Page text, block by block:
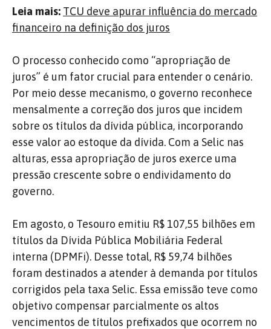
Leia mais: TCU deve apurar influência do mercado
financeiro na definição dos juros
O processo conhecido como “apropriação de
juros” é um fator crucial para entender o cenário.
Por meio desse mecanismo, o governo reconhece
mensalmente a correção dos juros que incidem
sobre os títulos da dívida pública, incorporando
esse valor ao estoque da dívida. Com a Selic nas
alturas, essa apropriação de juros exerce uma
pressão crescente sobre o endividamento do
governo.
Em agosto, o Tesouro emitiu R$ 107,55 bilhões em
títulos da Dívida Pública Mobiliária Federal
interna (DPMFi). Desse total, R$ 59,74 bilhões
foram destinados a atender à demanda por títulos
corrigidos pela taxa Selic. Essa emissão teve como
objetivo compensar parcialmente os altos
vencimentos de títulos prefixados que ocorrem no